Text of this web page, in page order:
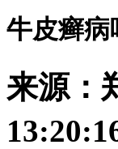
牛皮癣病
来源：